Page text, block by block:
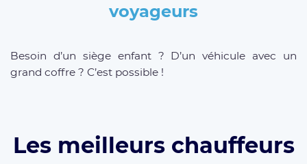
voyageurs
Besoin d’un siège enfant ? D’un véhicule avec un
grand coffre ? C’est possible !
Les meilleurs chauffeurs